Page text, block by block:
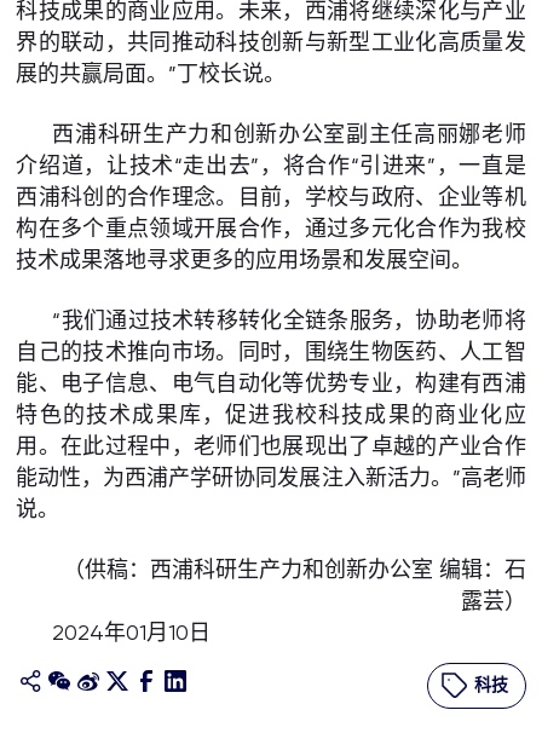
科技成果的商业应用。未来，西浦将继续深化与产业
界的联动，共同推动科技创新与新型工业化高质量发
展的共赢局面。”丁校长说。
西浦科研生产力和创新办公室副主任高丽娜老师
介绍道，让技术“走出去”，将合作“引进来”，一直是
西浦科创的合作理念。目前，学校与政府、企业等机
构在多个重点领域开展合作，通过多元化合作为我校
技术成果落地寻求更多的应用场景和发展空间。
“我们通过技术转移转化全链条服务，协助老师将
自己的技术推向市场。同时，围绕生物医药、人工智
能、电子信息、电气自动化等优势专业，构建有西浦
特色的技术成果库，促进我校科技成果的商业化应
用。在此过程中，老师们也展现出了卓越的产业合作
能动性，为西浦产学研协同发展注入新活力。”高老师
说。
（供稿：西浦科研生产力和创新办公室 编辑：石
露芸）
2024年01月10日
科技